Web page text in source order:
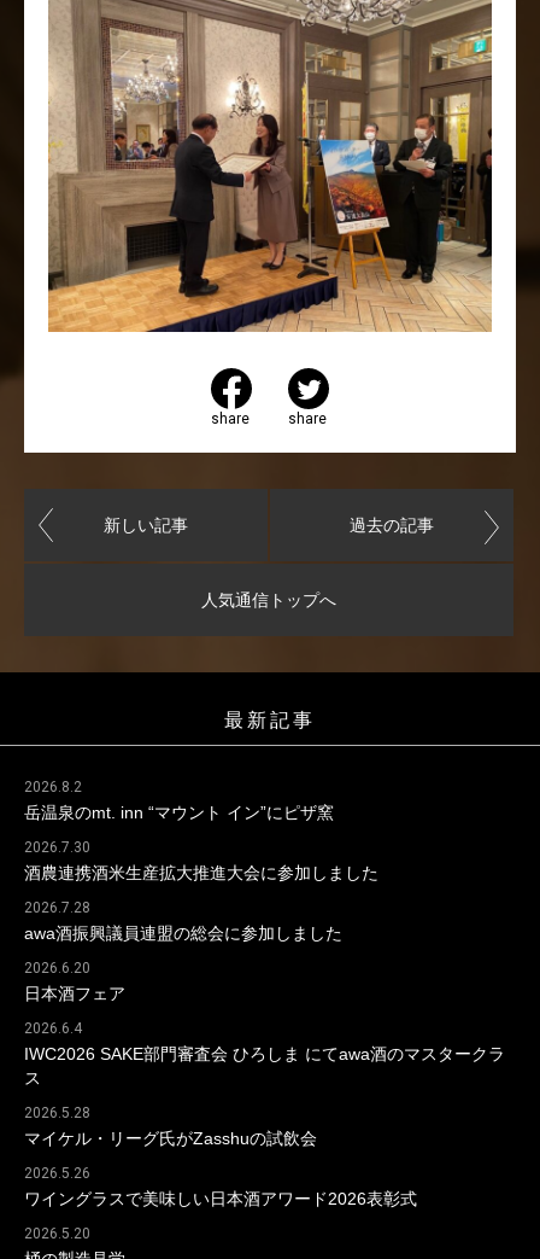
share share
新しい記事
人気通信トップへ
過去の記事
最新記事
2026.8.2
岳温泉のmt. inn “マウント イン”にピザ窯
2026.7.30
酒農連携酒米生産拡大推進大会に参加しました
2026.7.28
awa酒振興議員連盟の総会に参加しました
2026.6.20
日本酒フェア
2026.6.4
IWC2026 SAKE部門審査会 ひろしま にてawa酒のマスタークラ
ス
2026.5.28
マイケル・リーグ氏がZasshuの試飲会
2026.5.26
ワイングラスで美味しい日本酒アワード2026表彰式
2026.5.20